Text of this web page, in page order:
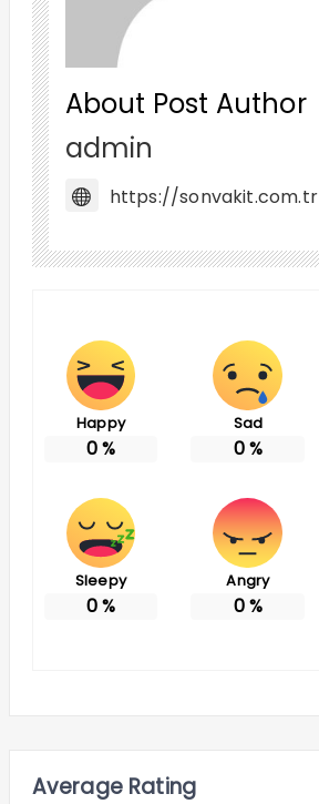
About Post Author
admin
https://sonvakit.com.tr
Happy
0%
Sad
0%
Sleepy
0%
Angry
0%
Average Rating